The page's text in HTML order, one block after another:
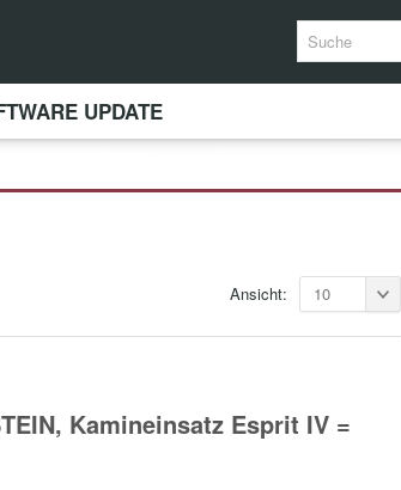
UPDATE
Ansicht: 10
Kamineinsatz Esprit IV =